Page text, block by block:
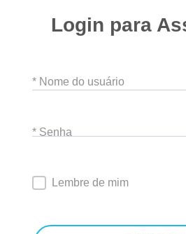
Login para
* Nome do usuário
* Senha
Lembre de mim